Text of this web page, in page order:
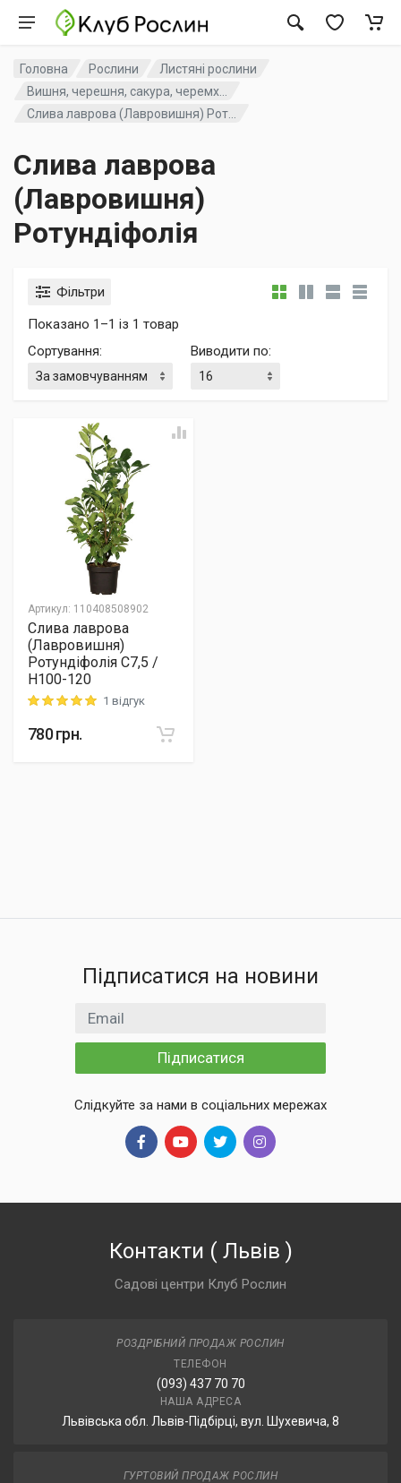
Головна Рослини
Листяні рослини
Вишня, черешня, сакура, черемх...
Слива лаврова (Лавровишня) Рот...
Слива лаврова
(Лавровишня)
Ротундіфолія
Фільтри
Показано 1–1 із 1 товар
Сортування: Виводити по:
Артикул: 110408508902
Слива лаврова
(Лавровишня)
Ротундіфолія C7,5 /
H100-120
Rating: 5 out of 51 відгук
780грн.
Підписатися на новини
Email
Підписатися
Слідкуйте за нами в соціальних мережах
Контакти ( Львів )
Садові центри Клуб Рослин
РОЗДРІБНИЙ ПРОДАЖ РОСЛИН
ТЕЛЕФОН
(093) 437 70 70
НАША АДРЕСА
Львівська обл. Львів-Підбірці, вул. Шухевича, 8
ГУРТОВИЙ ПРОДАЖ РОСЛИН